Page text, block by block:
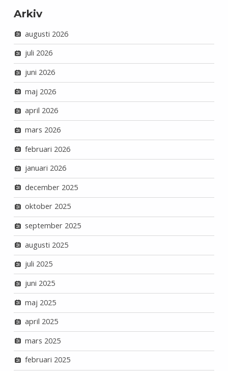
Arkiv
augusti 2026
juli 2026
juni 2026
maj 2026
april 2026
mars 2026
februari 2026
januari 2026
december 2025
oktober 2025
september 2025
augusti 2025
juli 2025
juni 2025
maj 2025
april 2025
mars 2025
februari 2025